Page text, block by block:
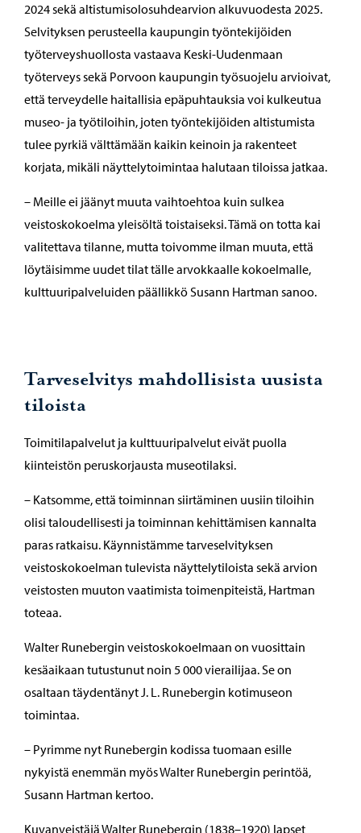
2024 sekä altistumisolosuhdearvion alkuvuodesta 2025.
Selvityksen perusteella kaupungin työntekijöiden
työterveyshuollosta vastaava Keski-Uudenmaan
työterveys sekä Porvoon kaupungin työsuojelu arvioivat,
että terveydelle haitallisia epäpuhtauksia voi kulkeutua
museo- ja työtiloihin, joten työntekijöiden altistumista
tulee pyrkiä välttämään kaikin keinoin ja rakenteet
korjata, mikäli näyttelytoimintaa halutaan tiloissa jatkaa.
– Meille ei jäänyt muuta vaihtoehtoa kuin sulkea
veistoskokoelma yleisöltä toistaiseksi. Tämä on totta kai
valitettava tilanne, mutta toivomme ilman muuta, että
löytäisimme uudet tilat tälle arvokkaalle kokoelmalle,
kulttuuripalveluiden päällikkö Susann Hartman sanoo.
Tarveselvitys mahdollisista uusista
tiloista
Toimitilapalvelut ja kulttuuripalvelut eivät puolla
kiinteistön peruskorjausta museotilaksi.
– Katsomme, että toiminnan siirtäminen uusiin tiloihin
olisi taloudellisesti ja toiminnan kehittämisen kannalta
paras ratkaisu. Käynnistämme tarveselvityksen
veistoskokoelman tulevista näyttelytiloista sekä arvion
veistosten muuton vaatimista toimenpiteistä, Hartman
toteaa.
Walter Runebergin veistoskokoelmaan on vuosittain
kesäaikaan tutustunut noin 5 000 vierailijaa. Se on
osaltaan täydentänyt J. L. Runebergin kotimuseon
toimintaa.
– Pyrimme nyt Runebergin kodissa tuomaan esille
nykyistä enemmän myös Walter Runebergin perintöä,
Susann Hartman kertoo.
Kuvanveistäjä Walter Runebergin (1838–1920) lapset